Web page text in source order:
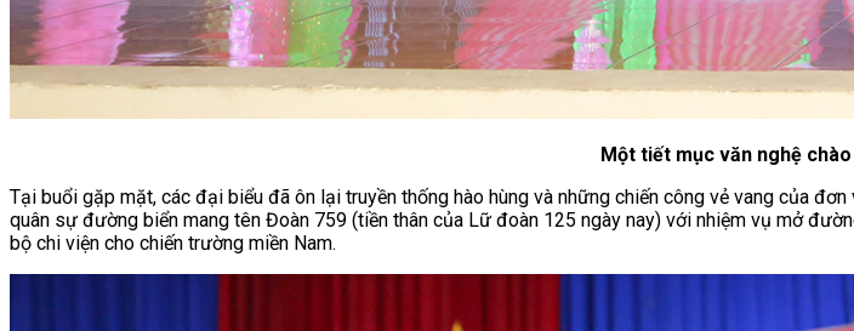
Một tiết mục văn nghệ
Tại buổi gặp mặt, các đại biểu đã ôn lại truyền thống hào hùng và những chiến công vẻ vang của
quân sự đường biển mang tên Đoàn 759 (tiền thân của Lữ đoàn 125 ngày nay) với nhiệm vụ mở
bộ chi viện cho chiến trường miền Nam.